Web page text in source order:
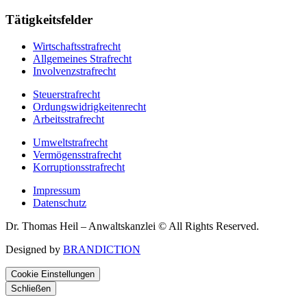
Tätigkeitsfelder
Wirtschaftsstrafrecht
Allgemeines Strafrecht
Involvenzstrafrecht
Steuerstrafrecht
Ordungswidrigkeitenrecht
Arbeitsstrafrecht
Umweltstrafrecht
Vermögensstrafrecht
Korruptionsstrafrecht
Impressum
Datenschutz
Dr. Thomas Heil – Anwaltskanzlei © All Rights Reserved.
Designed by BRANDICTION
Cookie Einstellungen
Schließen